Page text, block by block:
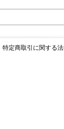
特定商取引に関する